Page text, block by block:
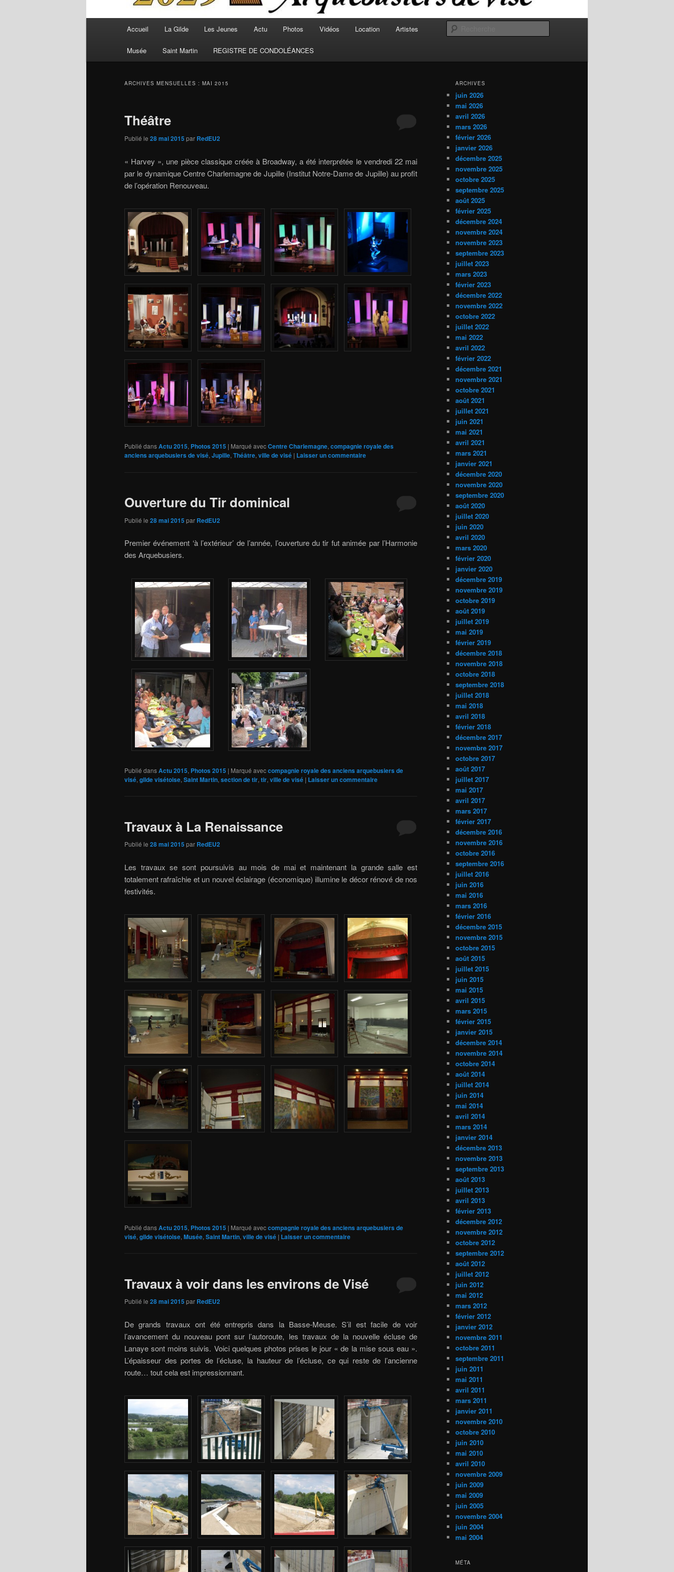
Accueil La Gilde Les Jeunes Actu Photos Vidéos Location Artistes
Musée Saint Martin REGISTRE DE CONDOLÉANCES
ARCHIVES MENSUELLES : MAI 2015
Théâtre
Publié le 28 mai 2015 par RedEU2
« Harvey », une pièce classique créée à Broadway, a été interprétée le vendredi 22 mai
par le dynamique Centre Charlemagne de Jupille (Institut Notre-Dame de Jupille) au profit
de l’opération Renouveau.
Publié dansActu 2015, Photos 2015 | Marqué avecCentre Charlemagne, compagnie royale des
anciens arquebusiers de visé, Jupille, Théâtre, ville de visé | Laisser un commentaire
Ouverture du Tir dominical
Publié le 28 mai 2015 par RedEU2
Premier événement ‘à l’extérieur’ de l’année, l’ouverture du tir fut animée par l’Harmonie
des Arquebusiers.
Publié dansActu 2015, Photos 2015 | Marqué aveccompagnie royale des anciens arquebusiers de
visé, gilde visétoise, Saint Martin, section de tir, tir, ville de visé | Laisser un commentaire
Travaux à La Renaissance
Publié le 28 mai 2015 par RedEU2
Les travaux se sont poursuivis au mois de mai et maintenant la grande salle est
totalement rafraîchie et un nouvel éclairage (économique) illumine le décor rénové de nos
festivités.
Publié dansActu 2015, Photos 2015 | Marqué aveccompagnie royale des anciens arquebusiers de
visé, gilde visétoise, Musée, Saint Martin, ville de visé | Laisser un commentaire
Travaux à voir dans les environs de Visé
Publié le 28 mai 2015 par RedEU2
De grands travaux ont été entrepris dans la Basse-Meuse. S’il est facile de voir
l’avancement du nouveau pont sur l’autoroute, les travaux de la nouvelle écluse de
Lanaye sont moins suivis. Voici quelques photos prises le jour « de la mise sous eau ».
L’épaisseur des portes de l’écluse, la hauteur de l’écluse, ce qui reste de l’ancienne
route… tout cela est impressionnant.
ARCHIVES
juin 2026
mai 2026
avril 2026
mars 2026
février 2026
janvier 2026
décembre 2025
novembre 2025
octobre 2025
septembre 2025
août 2025
février 2025
décembre 2024
novembre 2024
novembre 2023
septembre 2023
juillet 2023
mars 2023
février 2023
décembre 2022
novembre 2022
octobre 2022
juillet 2022
mai 2022
avril 2022
février 2022
décembre 2021
novembre 2021
octobre 2021
août 2021
juillet 2021
juin 2021
mai 2021
avril 2021
mars 2021
janvier 2021
décembre 2020
novembre 2020
septembre 2020
août 2020
juillet 2020
juin 2020
avril 2020
mars 2020
février 2020
janvier 2020
décembre 2019
novembre 2019
octobre 2019
août 2019
juillet 2019
mai 2019
février 2019
décembre 2018
novembre 2018
octobre 2018
septembre 2018
juillet 2018
mai 2018
avril 2018
février 2018
décembre 2017
novembre 2017
octobre 2017
août 2017
juillet 2017
mai 2017
avril 2017
mars 2017
février 2017
décembre 2016
novembre 2016
octobre 2016
septembre 2016
juillet 2016
juin 2016
mai 2016
mars 2016
février 2016
décembre 2015
novembre 2015
octobre 2015
août 2015
juillet 2015
juin 2015
mai 2015
avril 2015
mars 2015
février 2015
janvier 2015
décembre 2014
novembre 2014
octobre 2014
août 2014
juillet 2014
juin 2014
mai 2014
avril 2014
mars 2014
janvier 2014
décembre 2013
novembre 2013
septembre 2013
août 2013
juillet 2013
avril 2013
février 2013
décembre 2012
novembre 2012
octobre 2012
septembre 2012
août 2012
juillet 2012
juin 2012
mai 2012
mars 2012
février 2012
janvier 2012
novembre 2011
octobre 2011
septembre 2011
juin 2011
mai 2011
avril 2011
mars 2011
janvier 2011
novembre 2010
octobre 2010
juin 2010
mai 2010
avril 2010
novembre 2009
juin 2009
mai 2009
juin 2005
novembre 2004
juin 2004
mai 2004
MÉTA